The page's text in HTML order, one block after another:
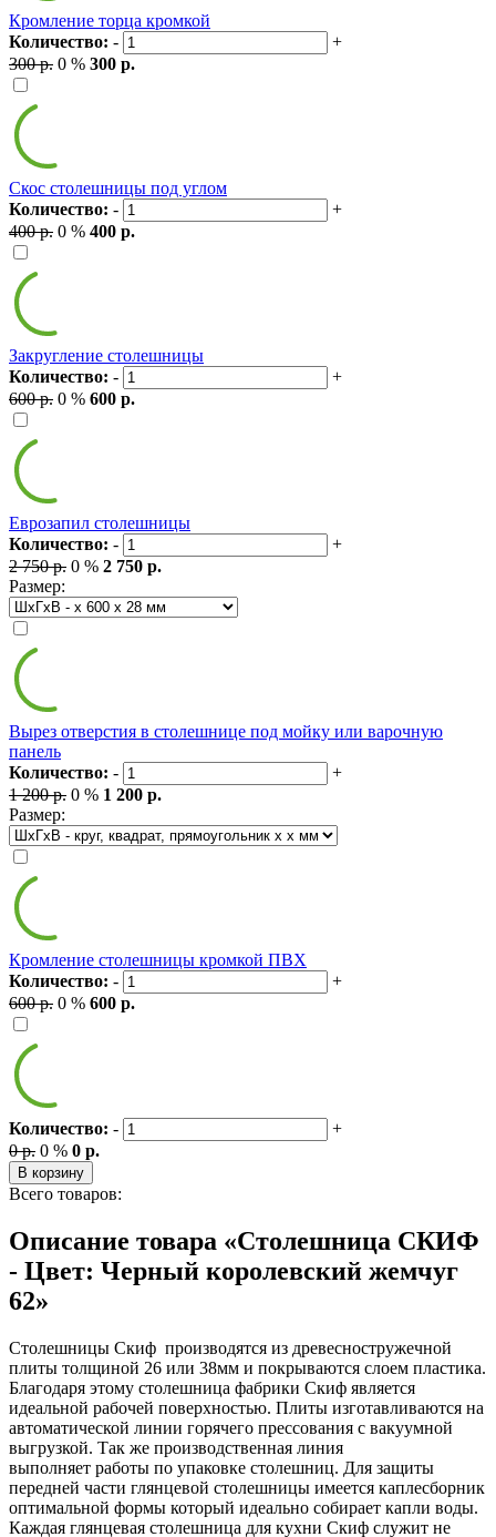
Кромление торца кромкой
Количество: -
+
300 р. 0 % 300 р.
Скос столешницы под углом
Количество: -
+
400 р. 0 % 400 р.
Закругление столешницы
Количество: -
+
600 р. 0 % 600 р.
Еврозапил столешницы
Количество: -
+
2 750 р. 0 % 2 750 р.
Размер:
Вырез отверстия в столешнице под мойку или варочную
панель
Количество: -
+
1 200 р. 0 % 1 200 р.
Размер:
Кромление столешницы кромкой ПВХ
Количество: -
+
600 р. 0 % 600 р.
Количество: -
+
0 р. 0 % 0 р.
В корзину
Всего товаров:
Описание товара «Столешница СКИФ
- Цвет: Черный королевский жемчуг
62»
Столешницы Скиф производятся из древесностружечной
плиты толщиной 26 или 38мм и покрываются слоем пластика.
Благодаря этому столешница фабрики Скиф является
идеальной рабочей поверхностью. Плиты изготавливаются на
автоматической линии горячего прессования с вакуумной
выгрузкой. Так же производственная линия
выполняет работы по упаковке столешниц. Для защиты
передней части глянцевой столешницы имеется каплесборник
оптимальной формы который идеально собирает капли воды.
Каждая глянцевая столешница для кухни Скиф служит не